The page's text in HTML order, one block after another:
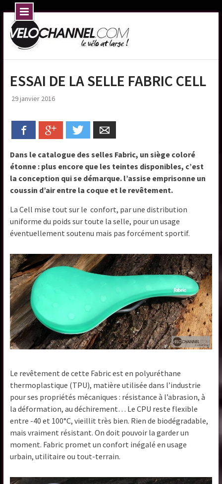
Skip
to
content
ESSAI DE LA SELLE FABRIC CELL
29 janvier 2016
Facebook Google+ Twitter
Dans le catalogue des selles Fabric, un siège coloré
étonne : plus encore que les teintes disponibles, c’est
la conception qui se démarque. l’assise emprisonne un
coussin d’air entre la coque et le revêtement.
La Cell mise tout sur le confort, par une distribution
uniforme du poids sur toute la selle, pour un usage
éventuellement soutenu mais pas forcément sportif.
Le revêtement de cette Fabric est en polyuréthane
thermoplastique (TPU), matière utilisée dans l’industrie
pour ses propriétés mécaniques : résistance à l’abrasion, à
la déformation, au déchirement… Le CPU reste flexible
entre -40 et 100°C, vieillit très bien. Rien de biodégradable,
mais vraiment résistant. On doit pouvoir la garder un
moment. Fabric promet un confort inégalé en usage
urbain, utilitaire ou tout-terrain.